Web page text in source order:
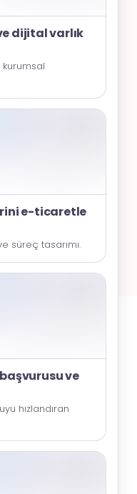
dijital varlık
kurumsal
e-ticaretle
süreç tasarımı.
ve
hızlandıran